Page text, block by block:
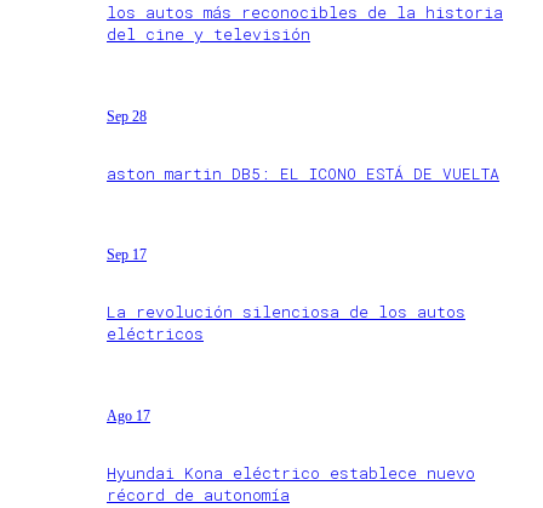
los autos más reconocibles de la historia
del cine y televisión
Sep 28
aston martin DB5: EL ICONO ESTÁ DE VUELTA
Sep 17
La revolución silenciosa de los autos
eléctricos
Ago 17
Hyundai Kona eléctrico establece nuevo
récord de autonomía